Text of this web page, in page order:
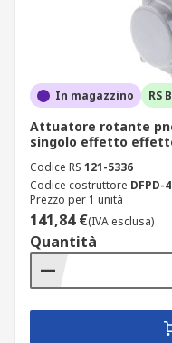
Come funzionano
L'aria compressa è
pneumatico
corsa del cilindro in
oscillante.
In quali casi si
rotante pneumatico?
Questi attuatori sono
applicazioni
bloccaggio,
posizionamento, e
In magazzino RS
Attuatore rotante
singolo effetto
Codice RS 121-5336
Codice costruttore DFPD-
Prezzo per 1 unità
141,84 €(IVA esclusa)
Quantità